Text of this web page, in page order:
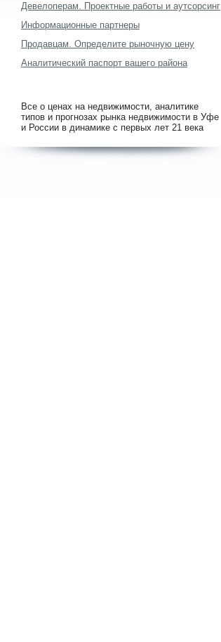
Девелоперам. Проектные работы и аутсорсинг
Информационные партнеры
Продавцам. Определите рыночную цену
Аналитический паспорт вашего района
Все о ценах на недвижимости, аналитике
типов и прогнозах рынка недвижимости в Уфе
и России в динамике с первых лет 21 века